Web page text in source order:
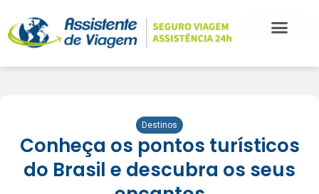
Destinos
Conheça os pontos turísticos
do Brasil e descubra os seus